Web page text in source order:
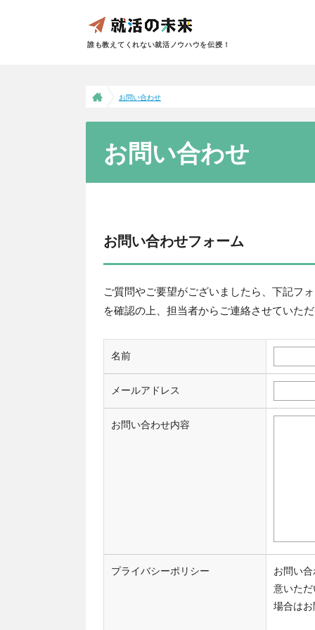
誰も教えてくれない就活ノウハウを伝授！
お問い合わせ
お問い合わせ
お問い合わせフォーム
ご質問やご要望がございましたら、下記フ
を確認の上、担当者からご連絡させていた
名前
メールアドレス
お問い合わせ内容
プライバシーポリシー
お問い
意いた
場合は